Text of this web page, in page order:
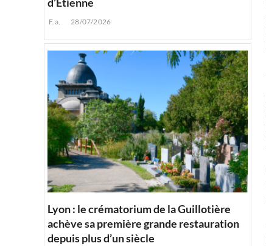
F.a. 28/07/2026
Lyon : le crématorium de la Guillotière
achève sa première grande restauration
depuis plus d’un siècle